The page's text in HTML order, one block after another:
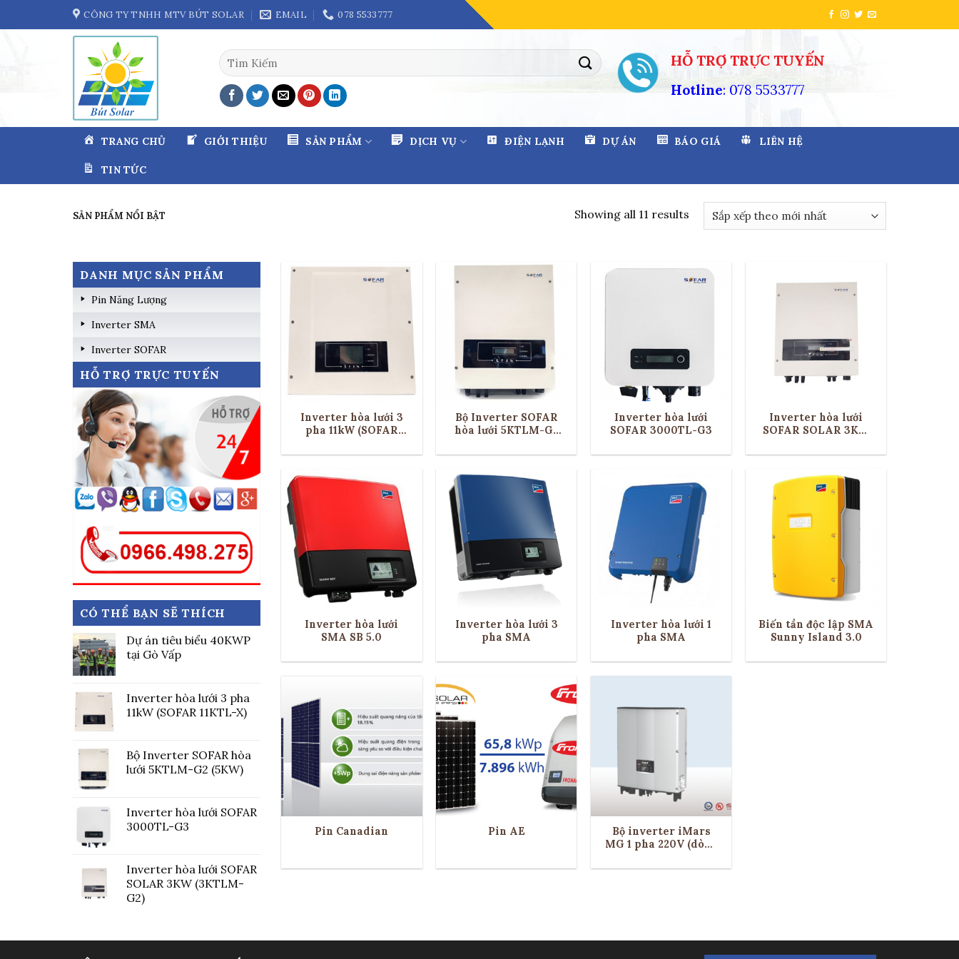
to
CÔNG TY TNHH MTV BÚT SOLAR EMAIL 078 5533777
Tìm
kiếm:
HỖ TRỢ TRỰC TUYẾN
Hotline: 078 5533777
TRANG CHỦ GIỚI THIỆU SẢN PHẨM DỊCH VỤ ĐIỆN LẠNH DỰ ÁN BÁO GIÁ LIÊN HỆ
TIN TỨC
SẢN PHẨM NỔI BẬT Showing all 11 results
DANH MỤC SẢN PHẨM
Pin Năng Lượng
Inverter SMA
Inverter SOFAR
HỖ TRỢ TRỰC TUYẾN
CÓ THỂ BẠN SẼ THÍCH
Dự án tiêu biểu 40KWP
tại Gò Vấp
Inverter hòa lưới 3 pha
11kW (SOFAR 11KTL-X)
Bộ Inverter SOFAR hòa
lưới 5KTLM-G2 (5KW)
Inverter hòa lưới SOFAR
3000TL-G3
Inverter hòa lưới SOFAR
SOLAR 3KW (3KTLM-
G2)
Inverter hòa lưới 3
pha 11kW (SOFAR
Bộ Inverter SOFAR
hòa lưới 5KTLM-G2
Inverter hòa lưới
SOFAR 3000TL-G3
Inverter hòa lưới
SOFAR SOLAR 3KW
Inverter hòa lưới
SMA SB 5.0
Inverter hòa lưới 3
pha SMA
Inverter hòa lưới 1
pha SMA
Biến tần độc lập SMA
Sunny Island 3.0
Pin Canadian Pin AE
Bộ inverter iMars
MG 1 pha 220V (dòng